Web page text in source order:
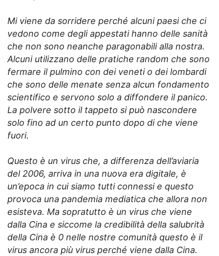
Mi viene da sorridere perché alcuni paesi che ci
vedono come degli appestati hanno delle sanità
che non sono neanche paragonabili alla nostra.
Alcuni utilizzano delle pratiche random che sono
fermare il pulmino con dei veneti o dei lombardi
che sono delle menate senza alcun fondamento
scientifico e servono solo a diffondere il panico.
La polvere sotto il tappeto si può nascondere
solo fino ad un certo punto dopo di che viene
fuori.
Questo è un virus che, a differenza dell’aviaria
del 2006, arriva in una nuova era digitale, è
un’epoca in cui siamo tutti connessi e questo
provoca una pandemia mediatica che allora non
esisteva. Ma sopratutto è un virus che viene
dalla Cina e siccome la credibilità della salubrità
della Cina è 0 nelle nostre comunità questo è il
virus ancora più virus perché viene dalla Cina.